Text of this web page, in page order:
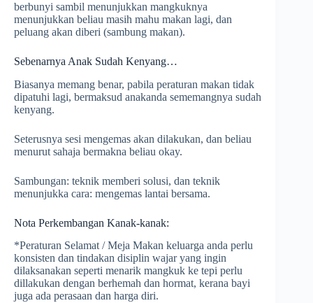
berbunyi sambil menunjukkan mangkuknya
menunjukkan beliau masih mahu makan lagi, dan
peluang akan diberi (sambung makan).
Sebenarnya Anak Sudah Kenyang…
Biasanya memang benar, pabila peraturan makan tidak
dipatuhi lagi, bermaksud anakanda sememangnya sudah
kenyang.
Seterusnya sesi mengemas akan dilakukan, dan beliau
menurut sahaja bermakna beliau okay.
Sambungan: teknik memberi solusi, dan teknik
menunjukka cara: mengemas lantai bersama.
Nota Perkembangan Kanak-kanak:
*Peraturan Selamat / Meja Makan keluarga anda perlu
konsisten dan tindakan disiplin wajar yang ingin
dilaksanakan seperti menarik mangkuk ke tepi perlu
dillakukan dengan berhemah dan hormat, kerana bayi
juga ada perasaan dan harga diri.